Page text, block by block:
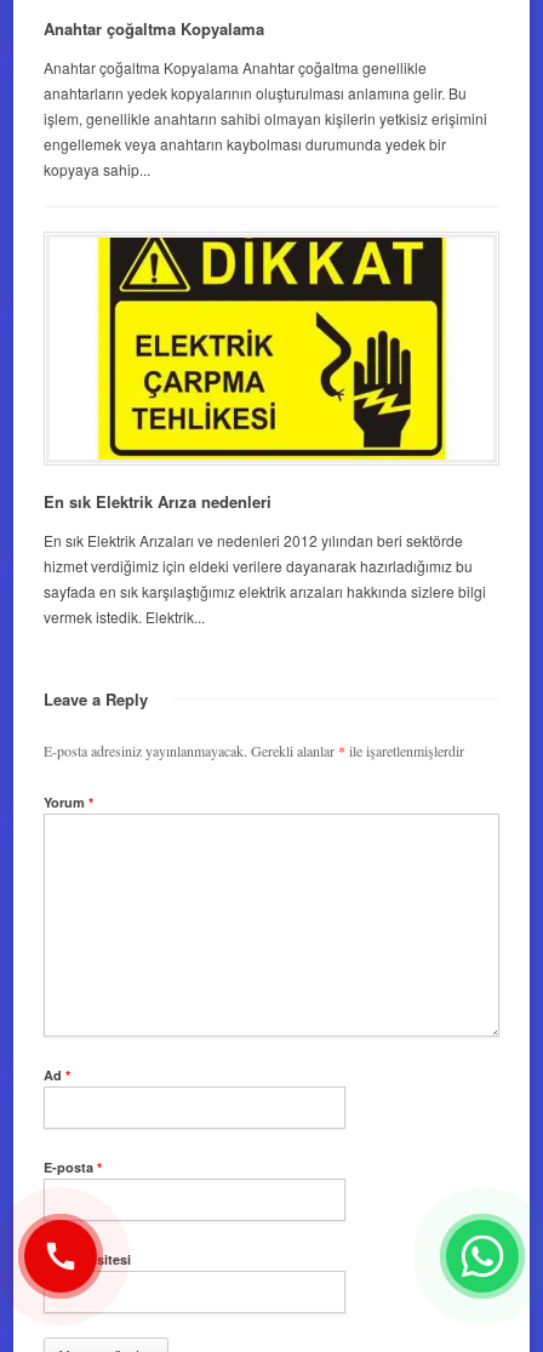
Anahtar çoğaltma Kopyalama
Anahtar çoğaltma Kopyalama Anahtar çoğaltma genellikle
anahtarların yedek kopyalarının oluşturulması anlamına gelir. Bu
işlem, genellikle anahtarın sahibi olmayan kişilerin yetkisiz erişimini
engellemek veya anahtarın kaybolması durumunda yedek bir
kopyaya sahip...
En sık Elektrik Arıza nedenleri
En sık Elektrik Arızaları ve nedenleri 2012 yılından beri sektörde
hizmet verdiğimiz için eldeki verilere dayanarak hazırladığımız bu
sayfada en sık karşılaştığımız elektrik arızaları hakkında sizlere bilgi
vermek istedik. Elektrik...
Leave a Reply
E-posta adresiniz yayınlanmayacak. Gerekli alanlar * ile işaretlenmişlerdir
Yorum*
Ad*
E-posta*
İnternet sitesi